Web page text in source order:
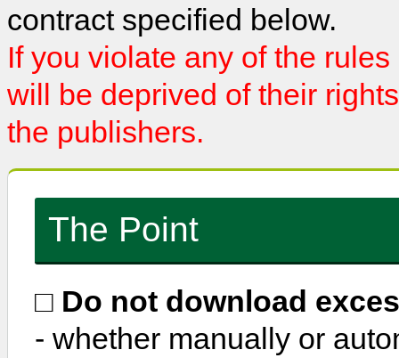
contract specified below.
If you violate any of the
will be deprived of their
the publishers.
The Point
□ Do not download
- whether manually or